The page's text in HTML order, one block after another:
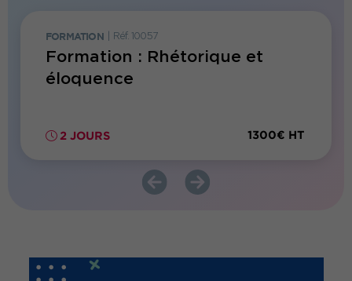
FORMATION Réf. 10057
Formation : Rhétorique et
éloquence
2 JOURS 1300€ HT